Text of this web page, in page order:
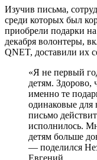
Изучив письма,
среди которых был
приобрели подарки
декабря волонтеры,
QNET, доставили их
«Я не первый
детям. Здорово,
именно те
одинаковые для
письмо
исполнилось.
детям больше
— поделился
Евгений.